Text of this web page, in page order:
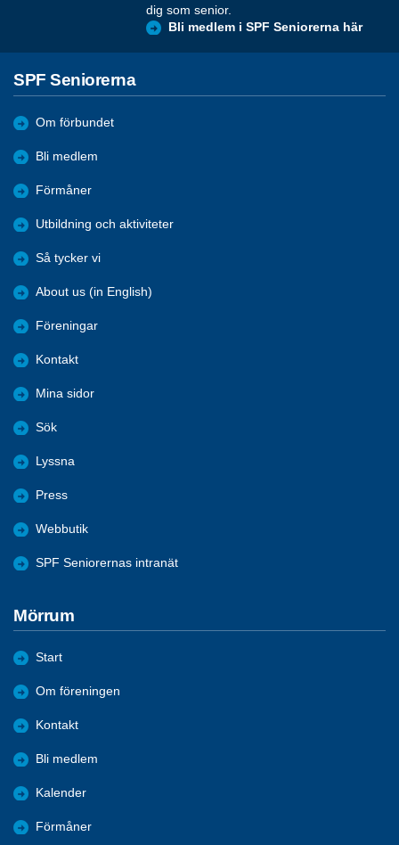
dig som senior.
Bli medlem i SPF Seniorerna här
SPF Seniorerna
Om förbundet
Bli medlem
Förmåner
Utbildning och aktiviteter
Så tycker vi
About us (in English)
Föreningar
Kontakt
Mina sidor
Sök
Lyssna
Press
Webbutik
SPF Seniorernas intranät
Mörrum
Start
Om föreningen
Kontakt
Bli medlem
Kalender
Förmåner